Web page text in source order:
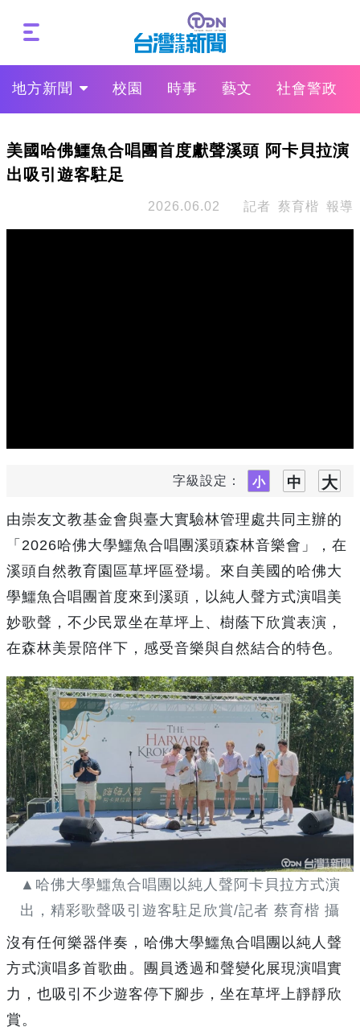
地方新聞 校園 時事 藝文 社會警政
美國哈佛鱷魚合唱團首度獻聲溪頭 阿卡貝拉演
出吸引遊客駐足
2026.06.02 記者 蔡育楷 報導
字級設定：
由崇友文教基金會與臺大實驗林管理處共同主辦的
「2026哈佛大學鱷魚合唱團溪頭森林音樂會」，在
溪頭自然教育園區草坪區登場。來自美國的哈佛大
學鱷魚合唱團首度來到溪頭，以純人聲方式演唱美
妙歌聲，不少民眾坐在草坪上、樹蔭下欣賞表演，
在森林美景陪伴下，感受音樂與自然結合的特色。
▲哈佛大學鱷魚合唱團以純人聲阿卡貝拉方式演
出，精彩歌聲吸引遊客駐足欣賞/記者 蔡育楷 攝
沒有任何樂器伴奏，哈佛大學鱷魚合唱團以純人聲
方式演唱多首歌曲。團員透過和聲變化展現演唱實
力，也吸引不少遊客停下腳步，坐在草坪上靜靜欣
賞。